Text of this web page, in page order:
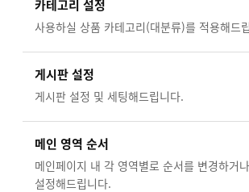
카테고리 설정
사용하실 상품 카테고리(대분류)를 적용해드
게시판 설정
게시판 설정 및 세팅해드립니다.
메인 영역 순서
메인페이지 내 각 영역별로 순서를 변경하거
설정해드립니다.